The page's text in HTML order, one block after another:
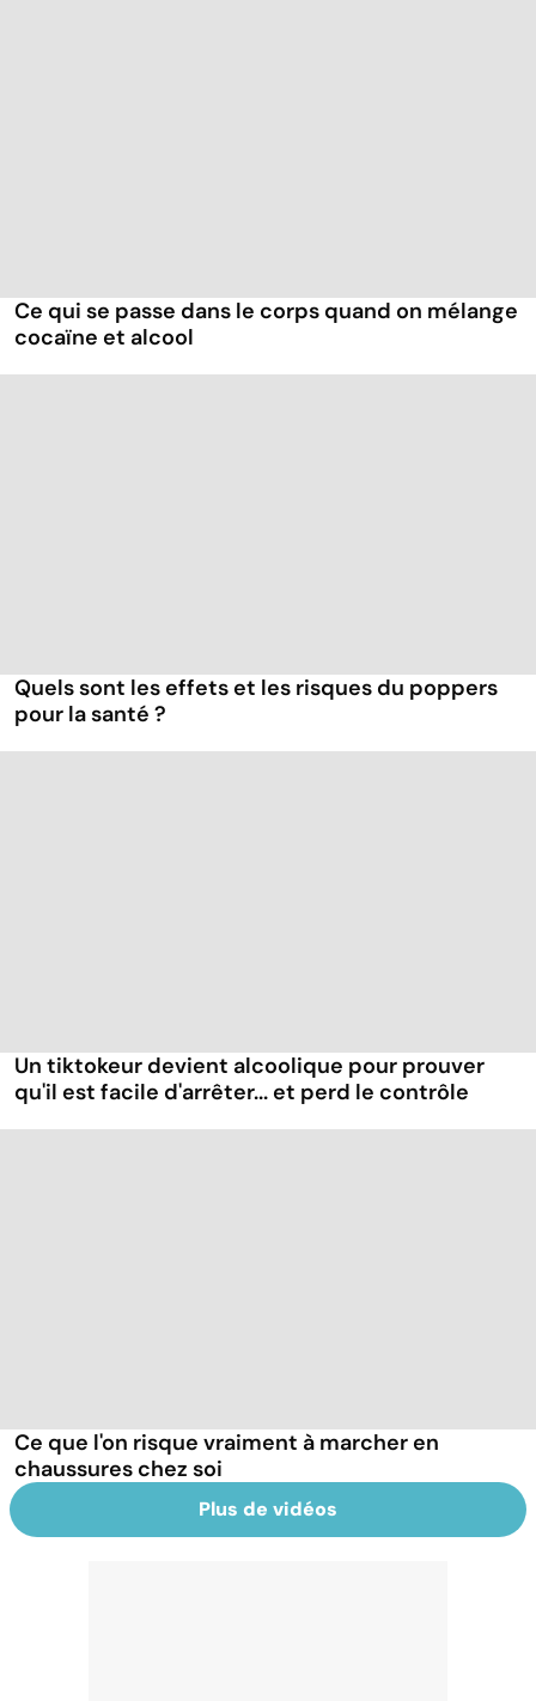
Ce qui se passe dans le corps quand on mélange
cocaïne et alcool
Quels sont les effets et les risques du poppers
pour la santé ?
Un tiktokeur devient alcoolique pour prouver
qu'il est facile d'arrêter... et perd le contrôle
Ce que l'on risque vraiment à marcher en
chaussures chez soi
Plus de vidéos